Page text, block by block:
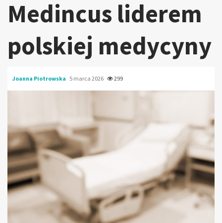
Medincus liderem
polskiej medycyny
Joanna Piotrowska 5 marca 2026 299